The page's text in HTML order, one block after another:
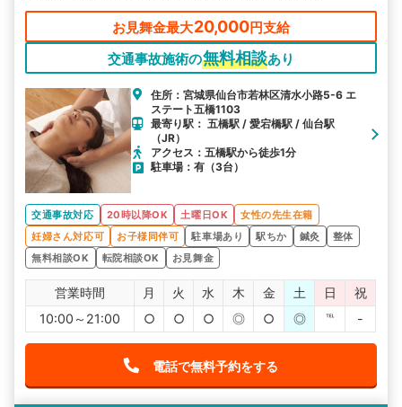
お見舞金最大20,000円支給
交通事故施術の無料相談あり
住所：宮城県仙台市若林区清水小路5-6 エ
ステート五橋1103
最寄り駅： 五橋駅 / 愛宕橋駅 / 仙台駅
（JR）
アクセス：五橋駅から徒歩1分
駐車場：有（3台）
交通事故対応 20時以降OK 土曜日OK
女性の先生在籍
妊婦さん対応可
お子様同伴可 駐車場あり 駅ちか 鍼灸
整体
無料相談OK
転院相談OK お見舞金
営業時間 月 火 水 木 金 土 日
祝
10:00～21:00
○ ○ ○ ◎ ○ ◎ ℡ -
電話で無料予約をする